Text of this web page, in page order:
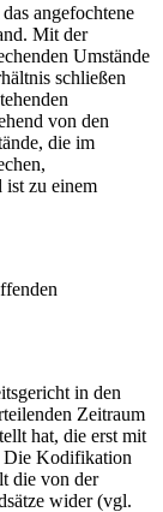
angefochtene
Mit der
Umstände
schließen
von den
die im
ist zu einem
in den
Zeitraum
hat, die erst mit
Die Kodifikation
die von der
wider (vgl.